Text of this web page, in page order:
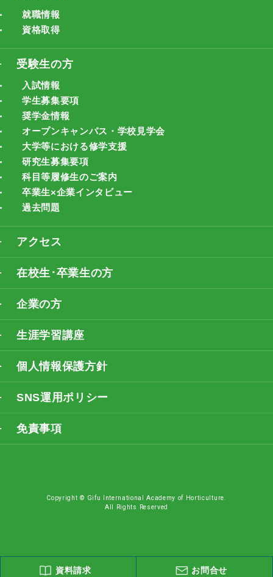
就職情報
資格取得
受験生の方
入試情報
学生募集要項
奨学金情報
オープンキャンパス・学校見学会
大学等における修学支援
研究生募集要項
科目等履修生のご案内
卒業生×企業インタビュー
過去問題
アクセス
在校生･卒業生の方
企業の方
生涯学習講座
個人情報保護方針
SNS運用ポリシー
免責事項
Copyright © Gifu International Academy of Horticulture.
All Rights Reserved
資料請求 お問合せ